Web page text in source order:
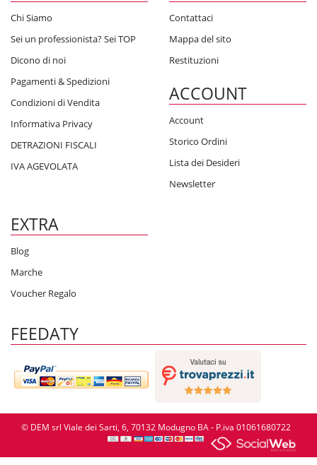
Chi Siamo
Sei un professionista? Sei TOP
Dicono di noi
Pagamenti & Spedizioni
Condizioni di Vendita
Informativa Privacy
DETRAZIONI FISCALI
IVA AGEVOLATA
Contattaci
Mappa del sito
Restituzioni
ACCOUNT
Account
Storico Ordini
Lista dei Desideri
Newsletter
EXTRA
Blog
Marche
Voucher Regalo
FEEDATY
© DEM srl Viale dei Sarti, 6, 70132 Modugno BA - P.iva 01061680722